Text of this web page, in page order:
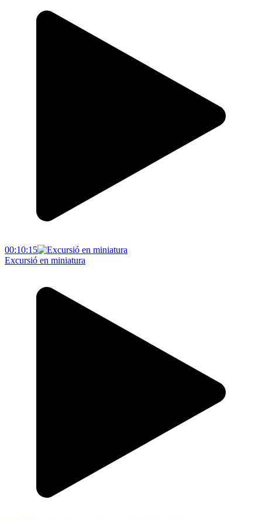
00:10:15
Excursió en miniatura